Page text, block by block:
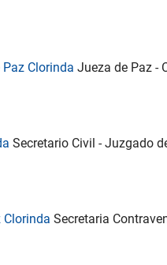
Clorinda Jueza de Paz -
Secretario Civil - Juzgado
Clorinda Secretaria